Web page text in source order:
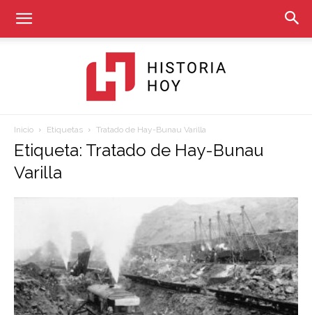
Historia
Inicio Etiquetas Tratado de Hay-Bunau Varilla
Etiqueta: Tratado de Hay-Bunau
Varilla